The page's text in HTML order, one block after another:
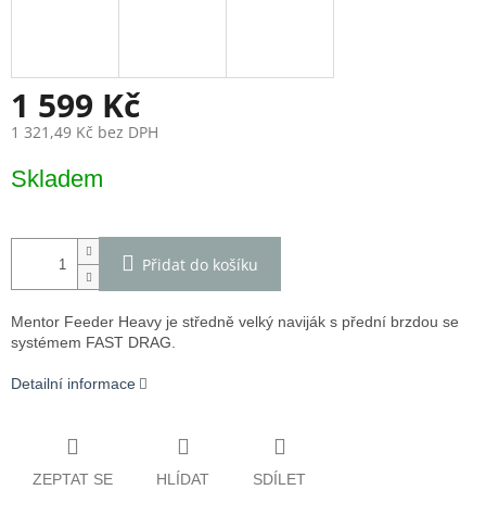
1 599 Kč
1 321,49 Kč bez DPH
cena:
Skladem
Přidat do košíku
Mentor Feeder Heavy je středně velký naviják s přední brzdou se
systémem FAST DRAG.
Detailní informace
ZEPTAT SE HLÍDAT SDÍLET